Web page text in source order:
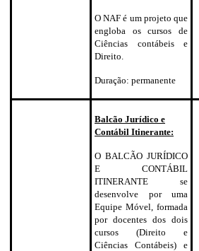
O NAF é um projeto que
engloba os cursos de
Ciências contábeis e
Direito.
Duração: permanente
Balcão Jurídico e
Contábil Itinerante:
O BALCÃO JURÍDICO
E CONTÁBIL
ITINERANTE se
desenvolve por uma
Equipe Móvel, formada
por docentes dos dois
cursos (Direito e
Ciências Contábeis) e